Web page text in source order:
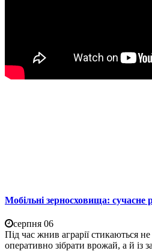
Мобільні зерносховища: сучасне
серпня 06
Під час жнив аграрії стикаються
оперативно зібрати врожай, а й із